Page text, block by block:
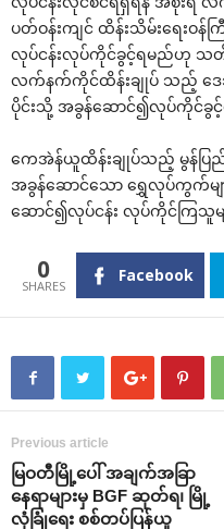
ပတ်ဝန်းကျင် ထိန်းသိမ်းရေးဝန်
လုပ်ငန်းလုပ်ကိုင်ခွင့်ရမည်ဟု သတ်
လက်နက်ကိုင်ထိန်းချုပ် သည့် ဒေ
ပိုင်းသို့ အခွန်ဆောင်၍လုပ်ကိုင်ခွ
ကေအဲန်ယူထိန်းချုပ်သည့် မွန်
အခွန်ဆောင်သော ရွှေလုပ်ကွက်မ
ဆောင်၍လုပ်ငန်း လုပ်ကိုင်ကြ
0 Facebook
Previous article
မြဝတီမြို့ပေါ် အချက်အခြာ
နေရာများမှ BGF ဆုတ်ရ၊ မြို့
လုံခြုံရေး စစ်တပ်ပြန်ယူ